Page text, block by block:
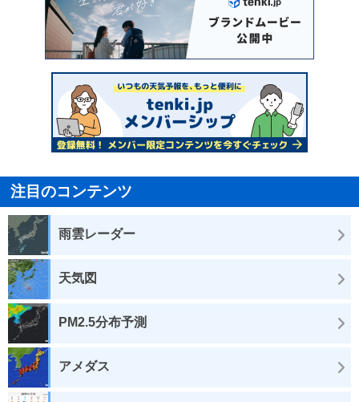
注目のコンテンツ
雨雲レーダー
天気図
PM2.5分布予測
アメダス